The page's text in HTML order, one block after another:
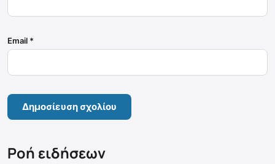
Email *
Ροή ειδήσεων